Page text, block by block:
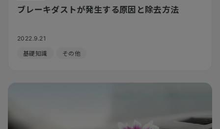
ブレーキダストが発生する原因と除去方法
2022.9.21
基礎知識 その他